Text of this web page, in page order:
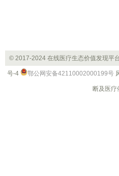
© 2017-2024 在线医疗生态价值发现平
号-4 鄂公网安备42110002000199号
断及医疗